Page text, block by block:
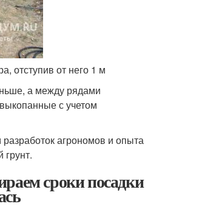
отступив от него 1 м
а между рядами
с учетом
агрономов и опыта
сроки посадки